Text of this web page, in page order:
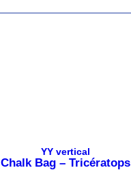
YY vertical
Chalk Bag – Tricératops